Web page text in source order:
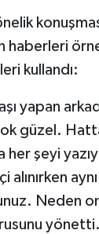
haberleri
kullandı:
yapan
güzel.
her şeyi
alınırken
Neden
yönetti.